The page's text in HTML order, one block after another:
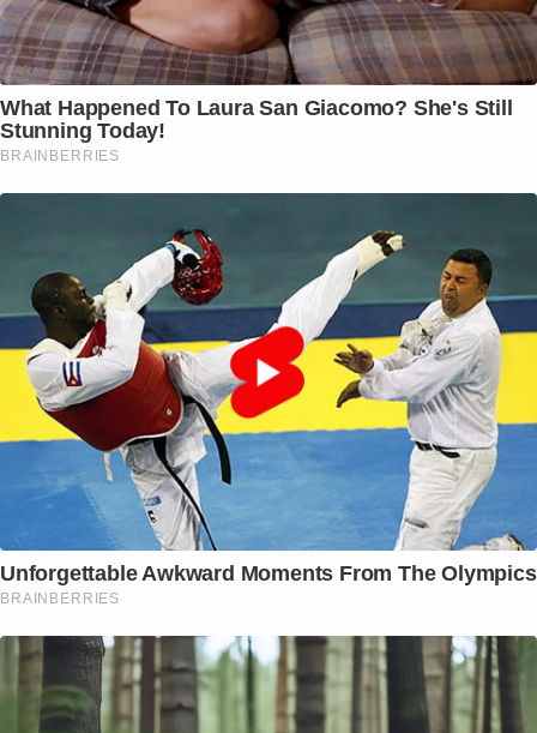
What Happened To Laura San Giacomo? She's Still
Stunning Today!
BRAINBERRIES
Unforgettable Awkward Moments From The Olympics
BRAINBERRIES